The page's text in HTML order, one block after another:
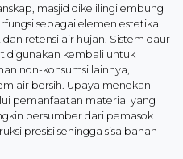
masjid dikelilingi embung
sebagai elemen estetika
retensi air hujan. Sistem daur
digunakan kembali untuk
non-konsumsi lainnya,
air bersih. Upaya menekan
pemanfaatan material yang
bersumber dari pemasok
presisi sehingga sisa bahan